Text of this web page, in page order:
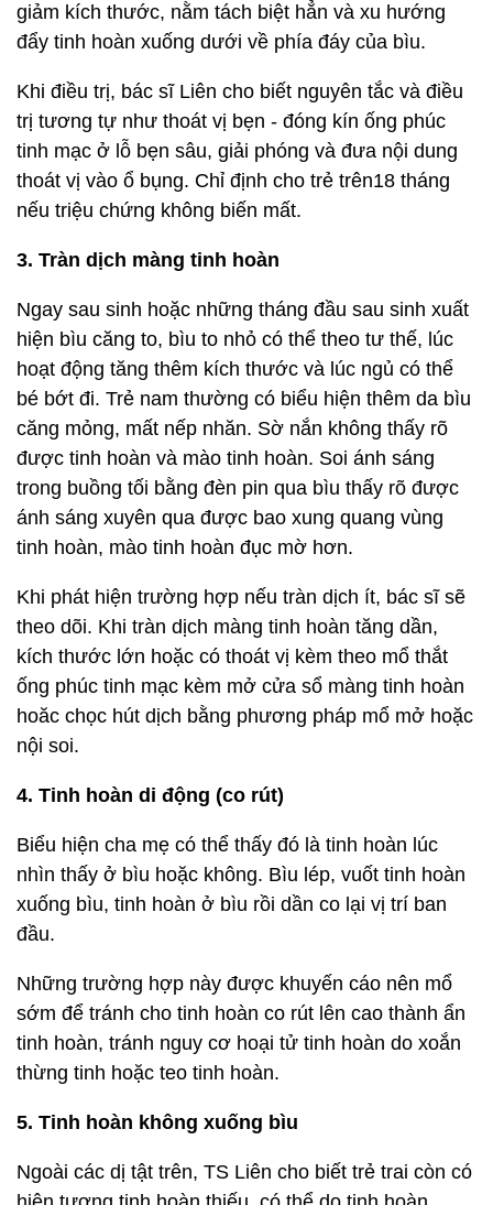
giảm kích thước, nằm tách biệt hẳn và xu hướng
đẩy tinh hoàn xuống dưới về phía đáy của bìu.
Khi điều trị, bác sĩ Liên cho biết nguyên tắc và điều
trị tương tự như thoát vị bẹn - đóng kín ống phúc
tinh mạc ở lỗ bẹn sâu, giải phóng và đưa nội dung
thoát vị vào ổ bụng. Chỉ định cho trẻ trên18 tháng
nếu triệu chứng không biến mất.
3. Tràn dịch màng tinh hoàn
Ngay sau sinh hoặc những tháng đầu sau sinh xuất
hiện bìu căng to, bìu to nhỏ có thể theo tư thế, lúc
hoạt động tăng thêm kích thước và lúc ngủ có thể
bé bớt đi. Trẻ nam thường có biểu hiện thêm da bìu
căng mỏng, mất nếp nhăn. Sờ nắn không thấy rõ
được tinh hoàn và mào tinh hoàn. Soi ánh sáng
trong buồng tối bằng đèn pin qua bìu thấy rõ được
ánh sáng xuyên qua được bao xung quang vùng
tinh hoàn, mào tinh hoàn đục mờ hơn.
Khi phát hiện trường hợp nếu tràn dịch ít, bác sĩ sẽ
theo dõi. Khi tràn dịch màng tinh hoàn tăng dần,
kích thước lớn hoặc có thoát vị kèm theo mổ thắt
ống phúc tinh mạc kèm mở cửa sổ màng tinh hoàn
hoăc chọc hút dịch bằng phương pháp mổ mở hoặc
nội soi.
4. Tinh hoàn di động (co rút)
Biểu hiện cha mẹ có thể thấy đó là tinh hoàn lúc
nhìn thấy ở bìu hoặc không. Bìu lép, vuốt tinh hoàn
xuống bìu, tinh hoàn ở bìu rồi dần co lại vị trí ban
đầu.
Những trường hợp này được khuyến cáo nên mổ
sớm để tránh cho tinh hoàn co rút lên cao thành ẩn
tinh hoàn, tránh nguy cơ hoại tử tinh hoàn do xoắn
thừng tinh hoặc teo tinh hoàn.
5. Tinh hoàn không xuống bìu
Ngoài các dị tật trên, TS Liên cho biết trẻ trai còn có